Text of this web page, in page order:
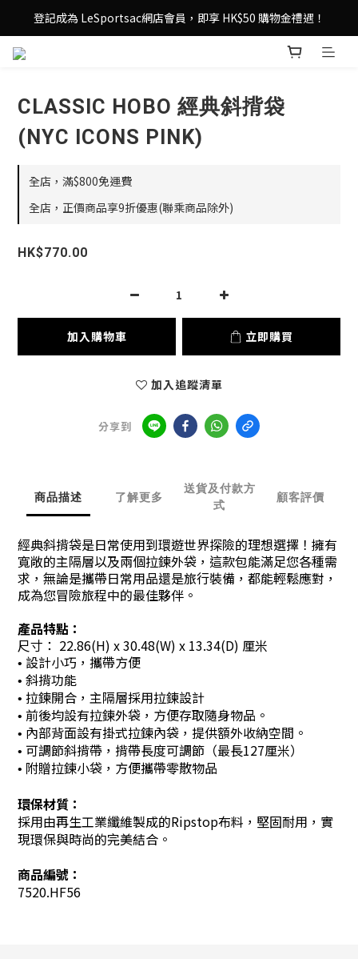
登記成為 LeSportsac網店會員，即享 HK$50 購物金禮遇！
登記成為 LeSportsac網店會員，即享 HK$50 購物金禮遇！
滿 $800尊享港澳免費送貨，購物從此更輕鬆自在！
CLASSIC HOBO 經典斜揹袋
(NYC ICONS PINK)
全店，滿$800免運費
全店，正價商品享9折優惠(聯乘商品除外)
HK$770.00
加入購物車 立即購買
加入追蹤清單
分享到
商品描述 了解更多
送貨及付款方
式
顧客評價
經典斜揹袋是日常使用到環遊世界探險的理想選擇！擁有
寬敞的主隔層以及兩個拉鍊外袋，這款包能滿足您各種需
求，無論是攜帶日常用品還是旅行裝備，都能輕鬆應對，
成為您冒險旅程中的最佳夥伴。
產品特點：
尺寸： 22.86(H) x 30.48(W) x 13.34(D) 厘米
• 設計小巧，攜帶方便
• 斜揹功能
• 拉鍊開合，主隔層採用拉鍊設計
• 前後均設有拉鍊外袋，方便存取隨身物品。
• 內部背面設有掛式拉鍊內袋，提供額外收納空間。
• 可調節斜揹帶，揹帶長度可調節（最長127厘米）
• 附贈拉鍊小袋，方便攜帶零散物品
環保材質：
採用由再生工業纖維製成的Ripstop布料，堅固耐用，實
現環保與時尚的完美結合。
商品編號：
7520.HF56